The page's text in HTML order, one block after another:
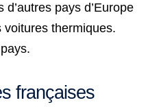
pays d’Europe
voitures thermiques.
françaises